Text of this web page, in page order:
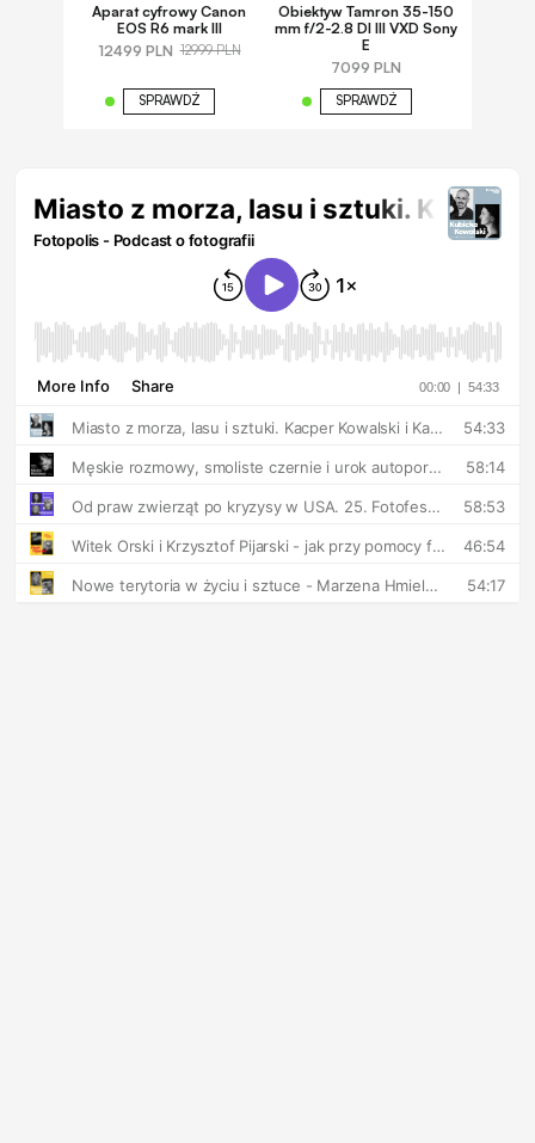
Aparat cyfrowy Canon
EOS R6 mark III
12499 PLN 12999 PLN
SPRAWDŹ
Obiektyw Tamron 35-150
mm f/2-2.8 DI III VXD Sony
E
7099 PLN
SPRAWDŹ